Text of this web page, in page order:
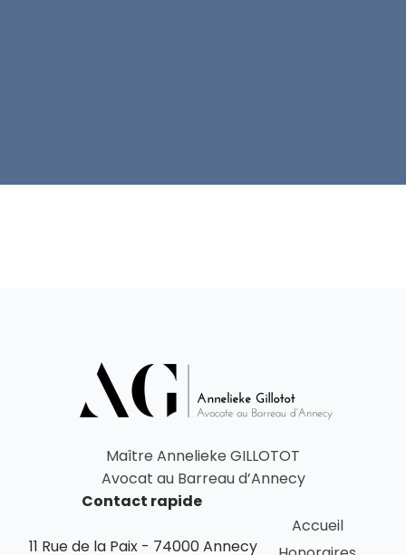
Maître Annelieke GILLOTOT
Avocat au Barreau d’Annecy
Contact rapide
11 Rue de la Paix - 74000 Annecy
Accueil